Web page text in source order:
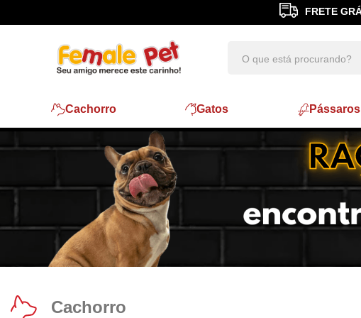
Cachorro Gatos Pássaros
Cachorro